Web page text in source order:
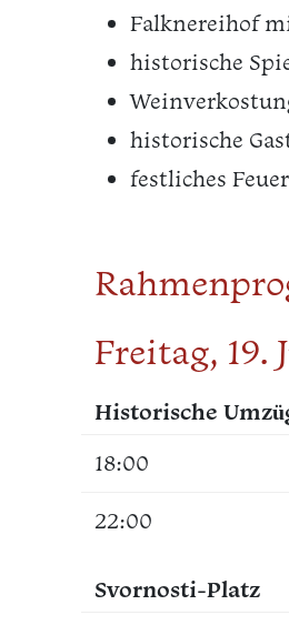
Falknereihof
historische
historische
festliches
Freitag, 19.
Historische
18:00
22:00
Svornosti-Platz